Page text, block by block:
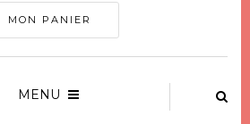
MON PANIER
MENU